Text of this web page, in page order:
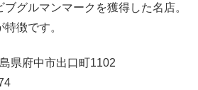
グルマンマークを獲得した名店。
徴です。
県府中市出口町1102